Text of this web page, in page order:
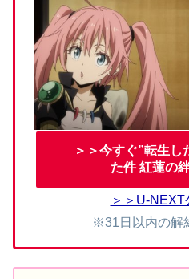
＞＞今すぐ”転生し
た件 紅蓮の
＞＞U-NEXT
※31日以内の解